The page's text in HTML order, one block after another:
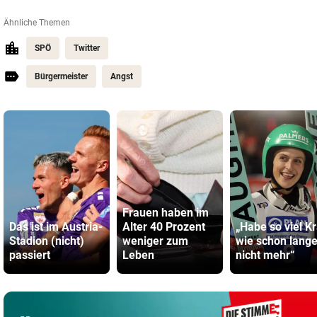
Ähnliche Themen
SPÖ Twitter
Bürgermeister Angst
Das ist im Austria-
Stadion (nicht)
passiert
Frauen haben im
Alter 40 Prozent
weniger zum
Leben
„Habe so viel
wie schon lange
nicht mehr“